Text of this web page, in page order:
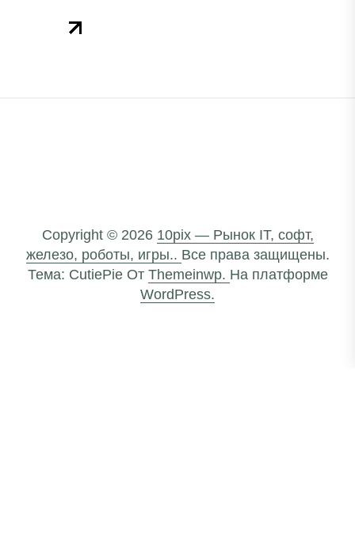
Copyright © 2026 10pix — Рынок IT, софт,
железо, роботы, игры.. Все права защищены.
Тема: CutiePie От Themeinwp. На платформе
WordPress.